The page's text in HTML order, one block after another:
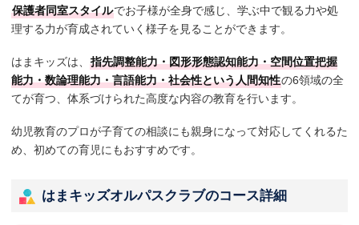
保護者同室スタイルでお子様が全身で感じ、学ぶ中で観る力や処
理する力が育成されていく様子を見ることができます。
はまキッズは、 指先調整能力・図形形態認知能力・空間位置把握
能力・数論理能力・言語能力・社会性という人間知性の6領域の全
てが育つ、体系づけられた高度な内容の教育を行います。
幼児教育のプロが子育ての相談にも親身になって対応してくれるた
め、初めての育児にもおすすめです。
はまキッズオルパスクラブのコース詳細